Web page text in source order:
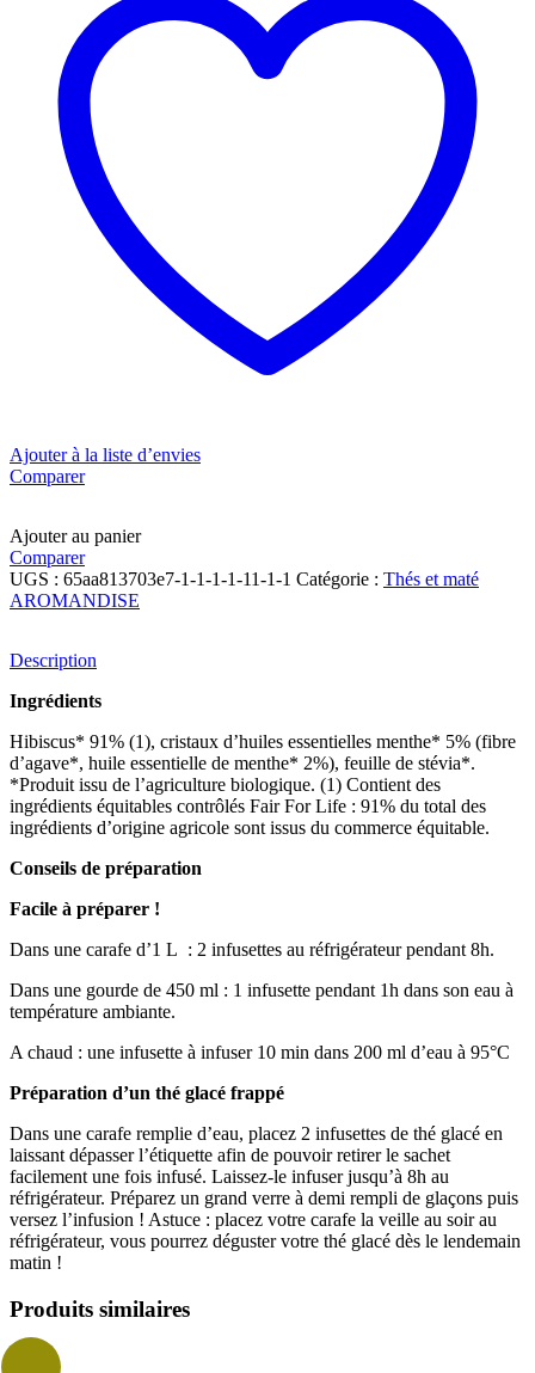
Ajouter à la liste d’envies
Comparer
Ajouter au panier
Comparer
UGS : 65aa813703e7-1-1-1-1-11-1-1 Catégorie : Thés et maté
AROMANDISE
Description
Ingrédients
Hibiscus* 91% (1), cristaux d’huiles essentielles menthe* 5% (fibre
d’agave*, huile essentielle de menthe* 2%), feuille de stévia*.
*Produit issu de l’agriculture biologique. (1) Contient des
ingrédients équitables contrôlés Fair For Life : 91% du total des
ingrédients d’origine agricole sont issus du commerce équitable.
Conseils de préparation
Facile à préparer !
Dans une carafe d’1 L : 2 infusettes au réfrigérateur pendant 8h.
Dans une gourde de 450 ml : 1 infusette pendant 1h dans son eau à
température ambiante.
A chaud : une infusette à infuser 10 min dans 200 ml d’eau à 95°C
Préparation d’un thé glacé frappé
Dans une carafe remplie d’eau, placez 2 infusettes de thé glacé en
laissant dépasser l’étiquette afin de pouvoir retirer le sachet
facilement une fois infusé. Laissez-le infuser jusqu’à 8h au
réfrigérateur. Préparez un grand verre à demi rempli de glaçons puis
versez l’infusion ! Astuce : placez votre carafe la veille au soir au
réfrigérateur, vous pourrez déguster votre thé glacé dès le lendemain
matin !
Produits similaires